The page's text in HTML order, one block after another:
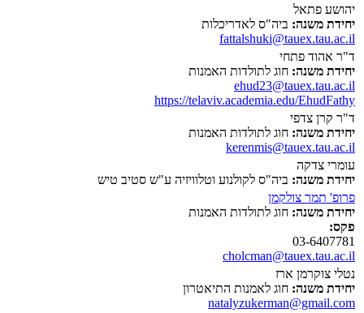
יהושע פתאל
יחידת משנה: ביה"ס לאדריכלות
fattalshuki@tauex.tau.ac.il
ד"ר אהוד פתחי
יחידת משנה: חוג לתולדות האמנות
ehud23@tauex.tau.ac.il
https://telaviv.academia.edu/EhudFathy
ד"ר קרן צדפי
יחידת משנה: חוג לתולדות האמנות
kerenmis@tauex.tau.ac.il
עומרי צדקה
יחידת משנה: ביה"ס לקולנוע וטלוויזיה ע"ש סטיב טיש
פרופ' תמר צולקמן
יחידת משנה: חוג לתולדות האמנות
פקס:
03-6407781
cholcman@tauex.tau.ac.il
נטלי צוקרמן ארז
יחידת משנה: חוג לאמנות התיאטרון
natalyzukerman@gmail.com